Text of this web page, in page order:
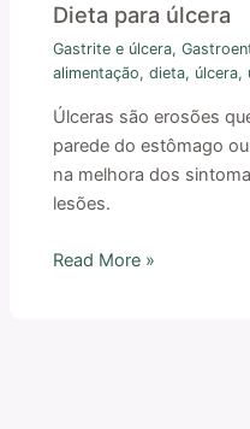
Dieta para úlcera
Gastrite e úlcera,
alimentação,dieta, úlcera,
Úlceras são erosões
parede do estômago
na melhora dos
lesões.
Read More »